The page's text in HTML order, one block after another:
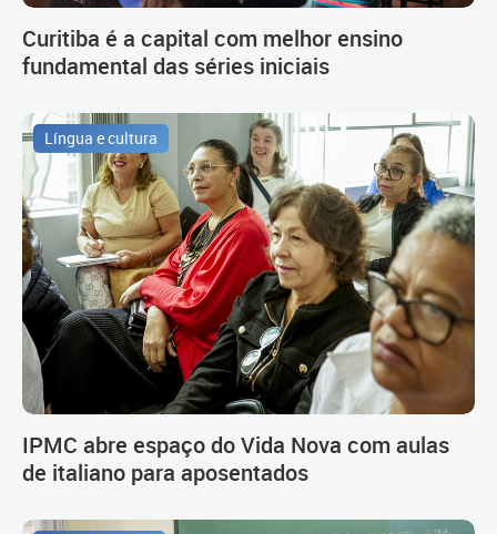
Curitiba é a capital com melhor ensino
fundamental das séries iniciais
Língua e cultura
IPMC abre espaço do Vida Nova com aulas
de italiano para aposentados